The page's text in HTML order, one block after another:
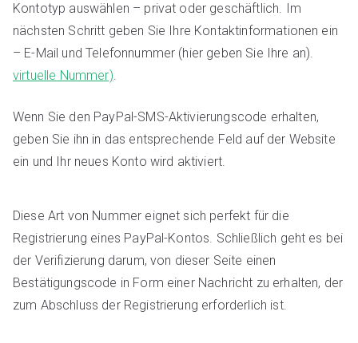
Kontotyp auswählen – privat oder geschäftlich. Im
nächsten Schritt geben Sie Ihre Kontaktinformationen ein
– E-Mail und Telefonnummer (hier geben Sie Ihre an).
virtuelle Nummer).
Wenn Sie den PayPal-SMS-Aktivierungscode erhalten,
geben Sie ihn in das entsprechende Feld auf der Website
ein und Ihr neues Konto wird aktiviert.
Diese Art von Nummer eignet sich perfekt für die
Registrierung eines PayPal-Kontos. Schließlich geht es bei
der Verifizierung darum, von dieser Seite einen
Bestätigungscode in Form einer Nachricht zu erhalten, der
zum Abschluss der Registrierung erforderlich ist.